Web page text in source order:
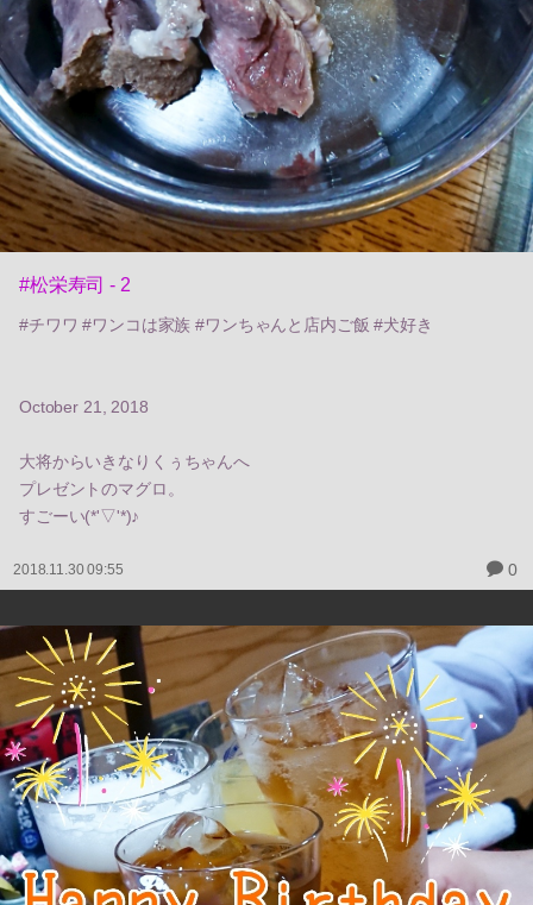
#松栄寿司 - 2
#チワワ #ワンコは家族 #ワンちゃんと店内ご飯 #犬好き
October 21, 2018
大将からいきなりくぅちゃんへ
プレゼントのマグロ。
すごーい(*'▽'*)♪
2018.11.30 09:55 0